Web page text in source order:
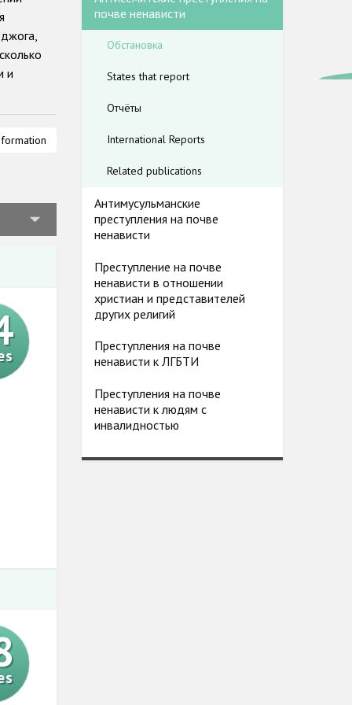
и
по
в
почве ненависти
Обстановка
States that report
Отчёты
International Reports
Related publications
Антимусульманские
преступления на почве
ненависти
Преступление на почве
ненависти в отношении
христиан и представителей
других религий
Преступления на почве
ненависти к ЛГБТИ
Преступления на почве
ненависти к людям с
инвалидностью